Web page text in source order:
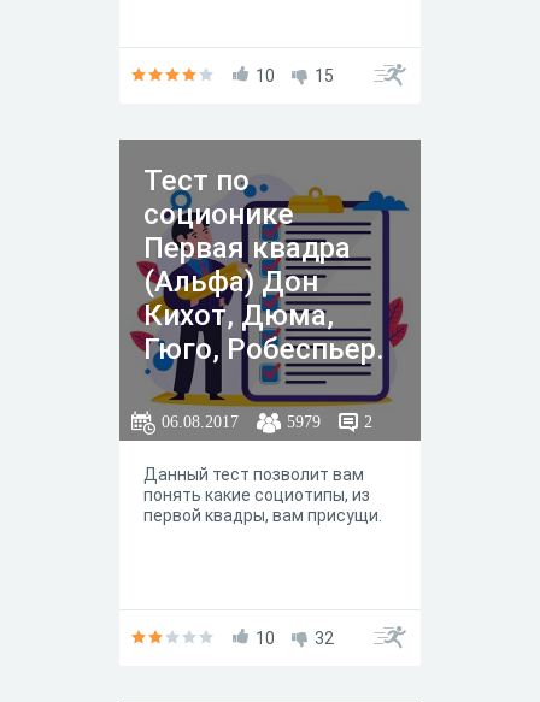
10 15
Тест по
соционике
Первая квадра
(Альфа) Дон
Кихот, Дюма,
Гюго, Робеспьер.
06.08.2017 5979 2
Данный тест позволит вам
понять какие социотипы, из
первой квадры, вам присущи.
10 32